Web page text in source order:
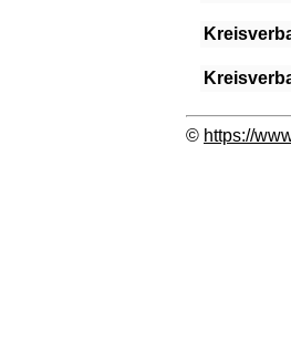
© https://